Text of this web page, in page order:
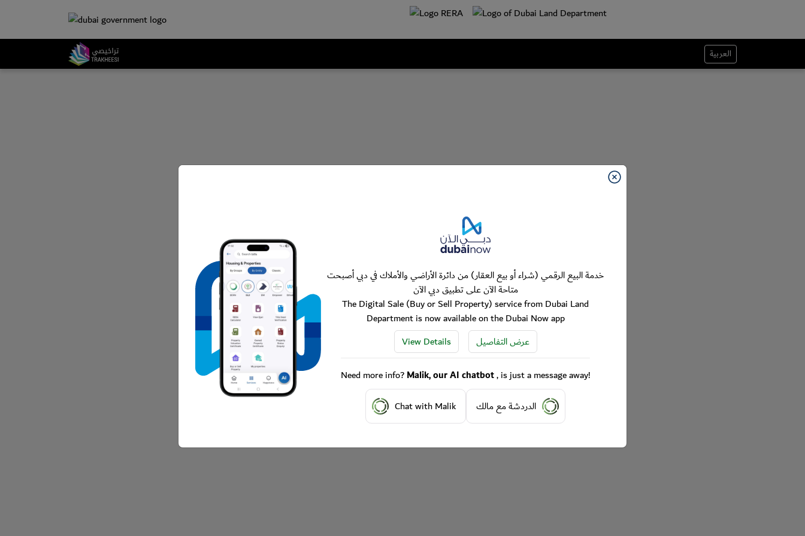
العربية
خدمة البيع الرقمي (شراء أو بيع العقار) من دائرة الأراضي والأملاك في دبي أصبحت
متاحة الآن على تطبيق دبي الآن
The Digital Sale (Buy or Sell Property) service from Dubai Land
Department is now available on the Dubai Now app
View Details
عرض التفاصيل
Need more info?Malik, our AI chatbot, is just a message away!
Chat with Malik
الدردشة مع مالك